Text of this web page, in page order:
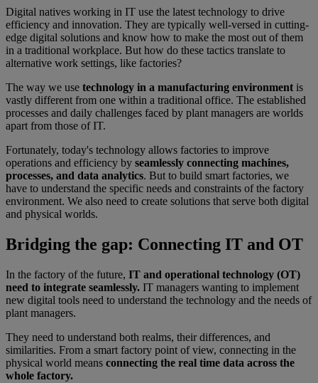
Digital natives working in IT use the latest technology to drive
efficiency and innovation. They are typically well-versed in cutting-
edge digital solutions and know how to make the most out of them
in a traditional workplace. But how do these tactics translate to
alternative work settings, like factories?
The way we use technology in a manufacturing environment is
vastly different from one within a traditional office. The established
processes and daily challenges faced by plant managers are worlds
apart from those of IT.
Fortunately, today's technology allows factories to improve
operations and efficiency by seamlessly connecting machines,
processes, and data analytics. But to build smart factories, we
have to understand the specific needs and constraints of the factory
environment. We also need to create solutions that serve both digital
and physical worlds.
Bridging the gap: Connecting IT and OT
In the factory of the future, IT and operational technology (OT)
need to integrate seamlessly. IT managers wanting to implement
new digital tools need to understand the technology and the needs of
plant managers.
They need to understand both realms, their differences, and
similarities. From a smart factory point of view, connecting in the
physical world means connecting the real time data across the
whole factory.